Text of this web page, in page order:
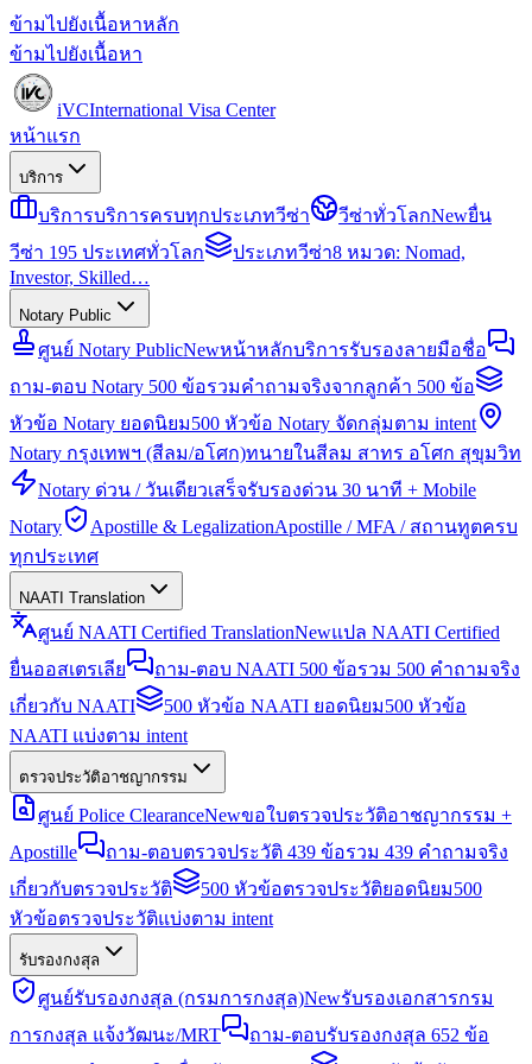
ข้ามไปยังเนื้อหาหลัก
ข้ามไปยังเนื้อหา
iVCInternational Visa Center
หน้าแรก
บริการ
บริการบริการครบทุกประเภทวีซ่า วีซ่าทั่วโลกNewยื่น
วีซ่า 195 ประเทศทั่วโลก
ประเภทวีซ่า8 หมวด: Nomad,
Investor, Skilled…
Notary Public
ศูนย์ Notary PublicNewหน้าหลักบริการรับรองลายมือชื่อ
ถาม-ตอบ Notary 500 ข้อรวมคำถามจริงจากลูกค้า 500 ข้อ
หัวข้อ Notary ยอดนิยม500 หัวข้อ Notary จัดกลุ่มตาม intent
Notary กรุงเทพฯ (สีลม/อโศก)ทนายในสีลม สาทร อโศก สุขุมวิท
Notary ด่วน / วันเดียวเสร็จรับรองด่วน 30 นาที + Mobile
Notary
Apostille & LegalizationApostille / MFA / สถานทูตครบ
ทุกประเทศ
NAATI Translation
ศูนย์ NAATI Certified TranslationNewแปล NAATI Certified
ยื่นออสเตรเลีย
ถาม-ตอบ NAATI 500 ข้อรวม 500 คำถามจริง
เกี่ยวกับ NAATI
500 หัวข้อ NAATI ยอดนิยม500 หัวข้อ
NAATI แบ่งตาม intent
ตรวจประวัติอาชญากรรม
ศูนย์ Police ClearanceNewขอใบตรวจประวัติอาชญากรรม +
Apostille
ถาม-ตอบตรวจประวัติ 439 ข้อรวม 439 คำถามจริง
เกี่ยวกับตรวจประวัติ
500 หัวข้อตรวจประวัติยอดนิยม500
หัวข้อตรวจประวัติแบ่งตาม intent
รับรองกงสุล
ศูนย์รับรองกงสุล (กรมการกงสุล)Newรับรองเอกสารกรม
การกงสุล แจ้งวัฒนะ/MRT
ถาม-ตอบรับรองกงสุล 652 ข้อ